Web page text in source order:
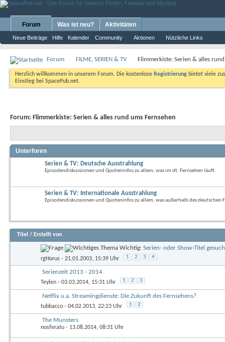
Forum
Neue Beiträge Hilfe Kalender Community Aktionen Nützliche Links
Was ist neu? Aktivitäten
Forum FILME, SERIEN & TV Flimmerkiste: Serien & alles
Herzlich willkommen in unserem Forum. Die kostenlose Registrierung bietet viele
Einstieg bei SpacePub.net.
Forum: Flimmerkiste: Serien & alles rund ums Fernsehen
Unterforen
Serien & TV: Deutsche Ausstrahlung
Episodendiskussionen und Quoteninfos zu allem, was im dt. Fernsehen läuft.
Serien & TV: Internationale Ausstrahlung
Episodendiskussionen und Quoteninfos zu allem, was außerhalb des deutschen
Titel / Erstellt von
Wichtig: Serien- oder Show-Titel
rgHorus - 21.01.2003, 15:39 Uhr 1 2 3 4
Serienzeit 2013 - 2014
Teylen - 03.03.2014, 15:31 Uhr 1 2 3
Netflix u.a. Streamingdienste: Die Zukunft des Fernsehens?
tubbacco - 04.02.2013, 22:23 Uhr 1 2
The Munsters
nosferatu - 13.08.2014, 08:31 Uhr